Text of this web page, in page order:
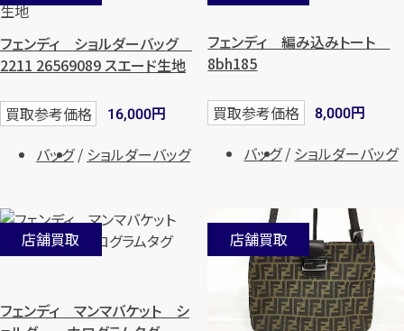
フェンディ ショルダーバッグ
2211 26569089 スエード生地
買取参考価格 16,000円
バッグ
ショルダーバッグ
フェンディ 編み込みトート
8bh185
買取参考価格 8,000円
バッグ
ショルダーバッグ
店舗買取
フェンディ マンマバケット シ
店舗買取